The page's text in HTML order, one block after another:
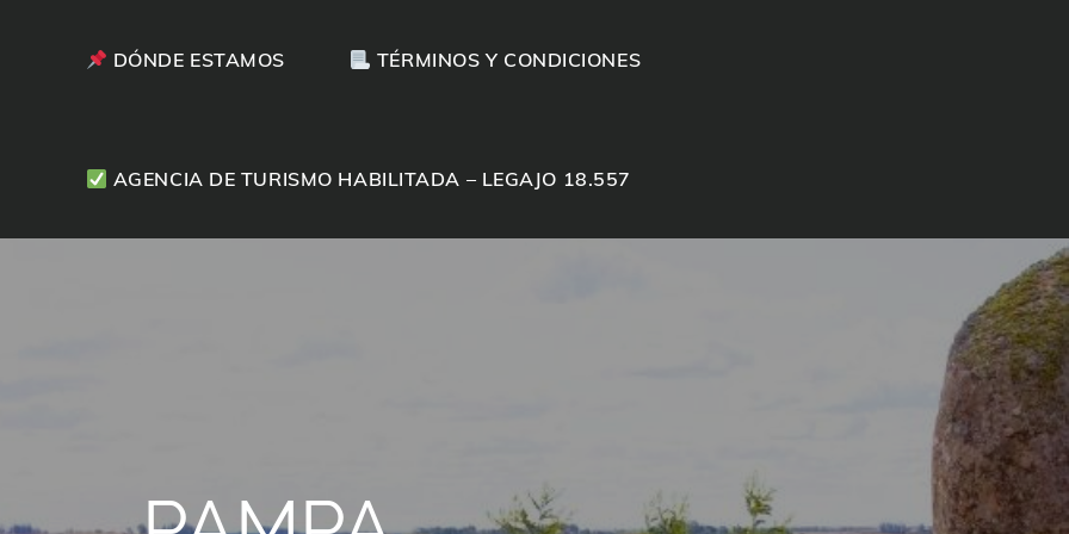
Andarás bien
DÓNDE ESTAMOS TÉRMINOS Y CONDICIONES
AGENCIA DE TURISMO HABILITADA – LEGAJO 18.557